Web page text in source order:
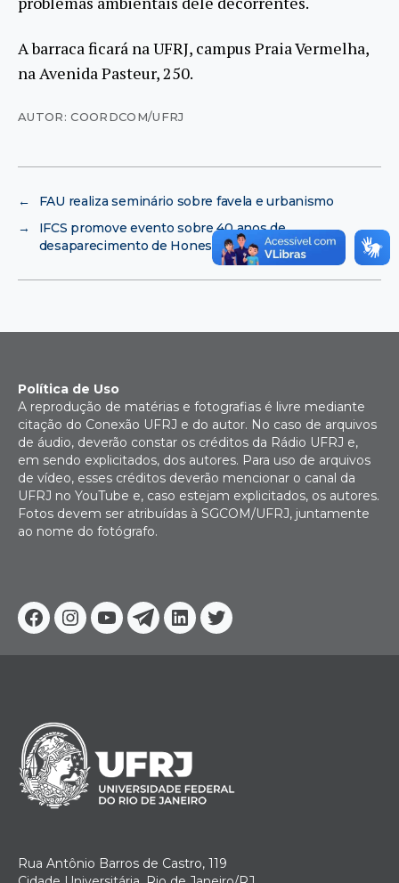
A barraca ficará na UFRJ, campus Praia Vermelha,
na Avenida Pasteur, 250.
AUTOR: COORDCOM/UFRJ
←
FAU realiza seminário sobre favela e urbanismo
→
IFCS promove evento sobre 40 anos de
desaparecimento de Honestino Guimarães
Facebook
Instagram
YoutubeTelegram
Linkedin
Twitter
Política de Uso
A reprodução de matérias e fotografias é livre mediante
citação do Conexão UFRJ e do autor. No caso de arquivos
de áudio, deverão constar os créditos da Rádio UFRJ e,
em sendo explicitados, dos autores. Para uso de arquivos
de vídeo, esses créditos deverão mencionar o canal da
UFRJ no YouTube e, caso estejam explicitados, os autores.
Fotos devem ser atribuídas à SGCOM/UFRJ, juntamente
ao nome do fotógrafo.
Rua Antônio Barros de Castro, 119